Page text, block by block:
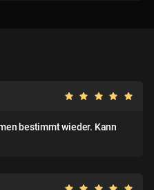
bestimmt wieder. Kann